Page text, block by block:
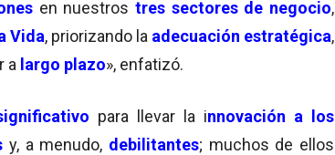
en nuestros tres sectores de negocio,
Vida, priorizando la adecuación estratégica,
a largo plazo», enfatizó.
para llevar la innovación a los
y, a menudo, debilitantes; muchos de ellos